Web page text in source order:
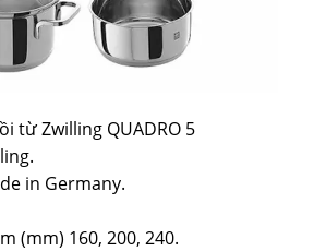
từ Zwilling QUADRO 5
in Germany.
(mm) 160, 200, 240.